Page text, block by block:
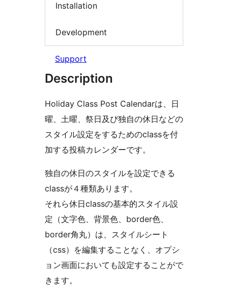
Installation
Development
Support
Description
Holiday Class Post Calendarは、日
曜、土曜、祭日及び独自の休日などの
スタイル設定をするためのclassを付
加する投稿カレンダーです。
独自の休日のスタイルを設定できる
classが４種類あります。
それら休日classの基本的スタイル設
定（文字色、背景色、border色、
border角丸）は、スタイルシート
（css）を編集することなく、オプシ
ョン画面においても設定することがで
きます。